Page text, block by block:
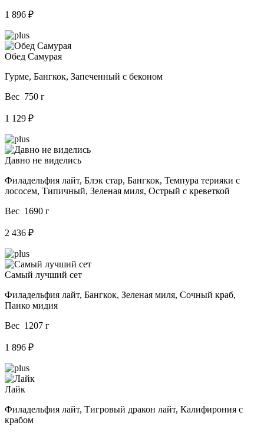
1 896 ₽
Обед Самурая
Гурме, Бангкок, Запеченный с беконом
Вес 750 г
1 129 ₽
Давно не виделись
Филадельфия лайт, Блэк стар, Бангкок, Темпура терияки с
лососем, Типичный, Зеленая миля, Острый с креветкой
Вес 1690 г
2 436 ₽
Самый лучший сет
Филадельфия лайт, Бангкок, Зеленая миля, Сочный краб,
Панко мидия
Вес 1207 г
1 896 ₽
Лайк
Филадельфия лайт, Тигровый дракон лайт, Калифирония с
крабом